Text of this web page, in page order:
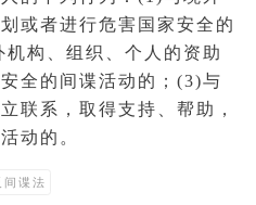
或者进行危害国家安全 的
构、组织、个人的资助
全的间谍活动的；(3)与
联系，取得支持、帮助，
动的。
间谍法